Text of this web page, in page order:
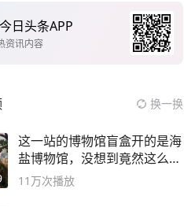
日头条APP
资讯内容
换一换
这一站的博物馆盲盒开的是海
盐博物馆，没想到竟然这么好
逛！
11万次播放